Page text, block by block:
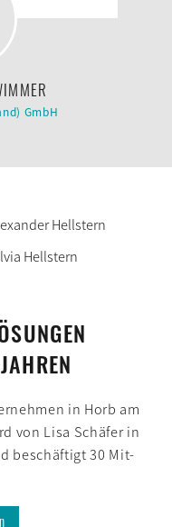
GmbH
in Horb am
von Lisa Schäfer in
beschäftigt 30 Mit­